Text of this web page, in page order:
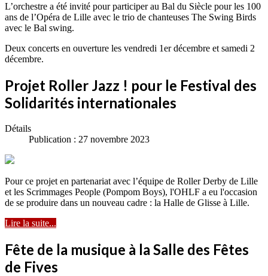
L’orchestre a été invité pour participer au Bal du Siècle pour les 100
ans de l’Opéra de Lille avec le trio de chanteuses The Swing Birds
avec le Bal swing.
Deux concerts en ouverture les vendredi 1er décembre et samedi 2
décembre.
Projet Roller Jazz ! pour le Festival des
Solidarités internationales
Détails
Publication : 27 novembre 2023
Pour ce projet en partenariat avec l’équipe de Roller Derby de Lille
et les Scrimmages People (Pompom Boys), l'OHLF a eu l'occasion
de se produire dans un nouveau cadre : la Halle de Glisse à Lille.
Lire la suite...
Fête de la musique à la Salle des Fêtes
de Fives